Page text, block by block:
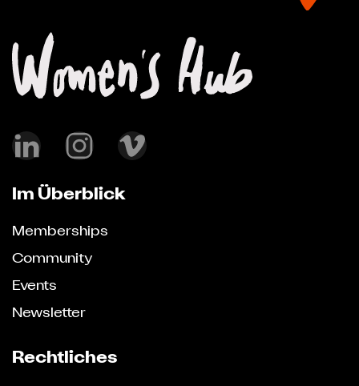
Im Überblick
Memberships
Community
Events
Newsletter
Rechtliches